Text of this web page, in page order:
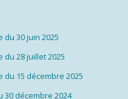
30 juin 2025
28 juillet 2025
15 décembre 2025
30 décembre 2024